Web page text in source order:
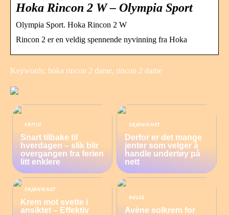
Hoka Rincon 2 W – Olympia Sport
Olympia Sport. Hoka Rincon 2 W
Rincon 2 er en veldig spennende nyvinning fra Hoka
Keywords: hoka rincon 2 dame, rincon 2 dame
FRITID
Snart tilbake til
hverdagen – slik blir
overgangen fra ferien
litt enklere
SKJØNNHET
Derfor er det mange
jenter som velger å
handle undertøy på
nett
SKJØNNHET
Krem mot svette i
ansiktet – Effektiv
HELSE
Avène solkrem for